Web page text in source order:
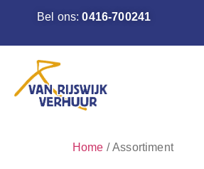
Bel ons:0416-700241
Home / Assortiment